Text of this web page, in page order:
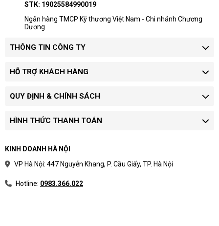
STK: 19025584990019
Ngân hàng TMCP Kỹ thương Việt Nam - Chi nhánh Chương
Dương
THÔNG TIN CÔNG TY
HỖ TRỢ KHÁCH HÀNG
QUY ĐỊNH & CHÍNH SÁCH
HÌNH THỨC THANH TOÁN
KINH DOANH HÀ NỘI
VP Hà Nội: 447 Nguyễn Khang, P. Cầu Giấy, TP. Hà Nội
Hotline: 0983.366.022